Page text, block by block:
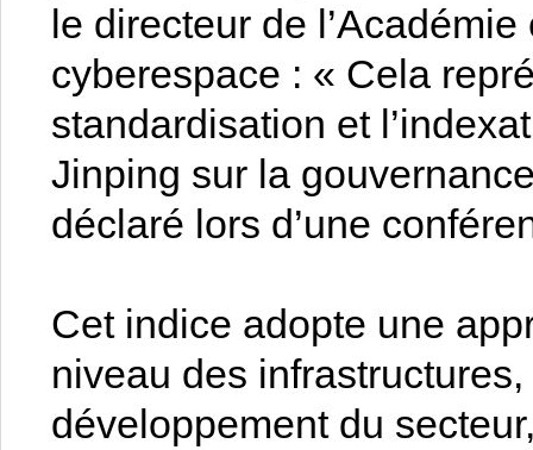
le directeur de
cyberespace : « Cela
standardisation et
Jinping sur la
déclaré lors d’une
Cet indice adopte une
niveau des
développement du